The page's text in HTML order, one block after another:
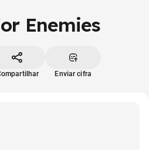
Enemies
Enviar cifra